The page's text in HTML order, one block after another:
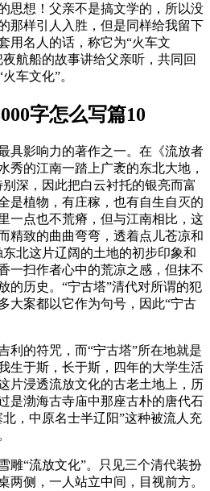
思想！父亲不是搞文学的，所以没
那样引人入胜，但是同样给我留下
用名人的话，称它为“火车文
航船的故事讲给父亲听，共同回
车文化”。
字怎么写篇10
具影响力的著作之一。在《流放者
秀的江南一踏上广袤的东北大地，
深，因此把白云衬托的银亮而富
是植物，有庄稼，也有自生自灭的
一点也不荒瘠，但与江南相比，这
精致的曲曲弯弯，透着点儿苍凉和
北这片辽阔的土地的初步印象和
一扫作者心中的荒凉之感，但抹不
的历史。“宁古塔”清代对所谓的犯
大案都以它作为句号，因此“宁古
利的符咒，而“宁古塔”所在地就是
生于斯，长于斯，四年的大学生活
片浸透流放文化的古老土地上，历
是渤海古寺庙中那座古朴的唐代石
，中原名士半辽阳”这种被流人充
雕“流放文化”。只见三个清代装扮
两侧，一人站立中间，目视前方。